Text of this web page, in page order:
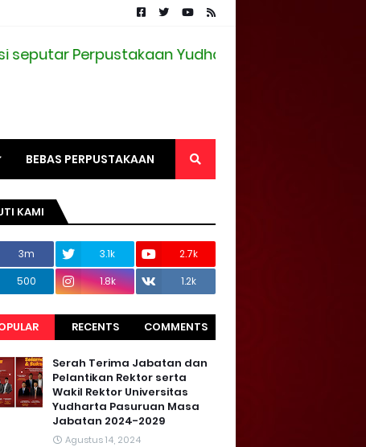
Perpustakaan Yudharta Pasuruan
BEBAS PERPUSTAKAAN
KAMI
3m 3.1k
2.7k
500
1.8k 1.2k
RECENTS COMMENTS
Serah Terima Jabatan dan
Pelantikan Rektor serta
Wakil Rektor Universitas
Yudharta Pasuruan Masa
Jabatan 2024-2029
Agustus 14, 2024